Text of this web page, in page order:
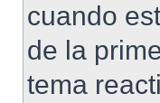
cuando
de la
tema